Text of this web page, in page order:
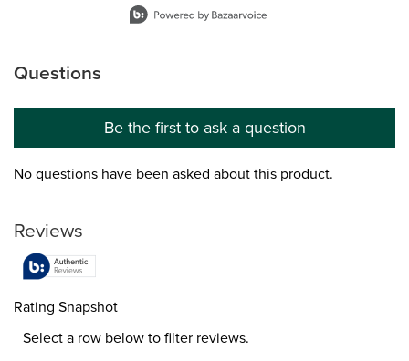
No questions have been asked about this product.
Questions
Be the first to ask a question
No questions have been asked about this product.
Reviews
Rating Snapshot
Select a row below to filter reviews.